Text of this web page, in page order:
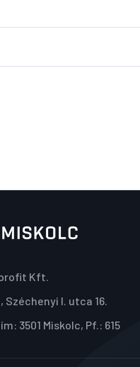
Kft.
Széchenyi I. utca 16.
3501 Miskolc, Pf.: 615